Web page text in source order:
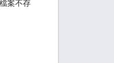
案不存